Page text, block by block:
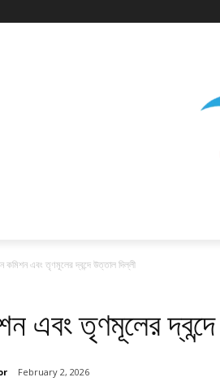
কমিশন এবং তৃণমূলের দ্বন্দে উত্তাল দিল্লী
এবং তৃণমূলের
February 2, 2026